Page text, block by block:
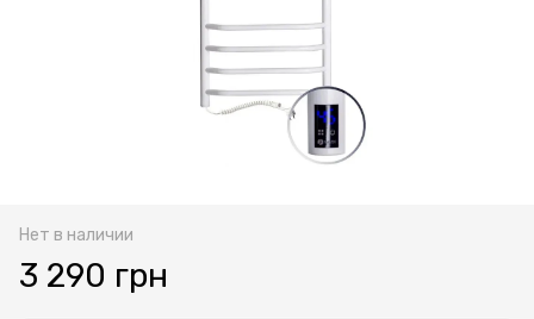
Нет в наличии
3 290 грн